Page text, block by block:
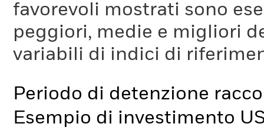
favorevoli mostrati sono
peggiori, medie e migliori
variabili di indici di
Periodo di detenzione
Esempio di investimento